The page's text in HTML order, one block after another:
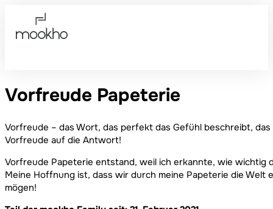
Vorfreude Papeterie
Vorfreude – das Wort, das perfekt das Gefühl beschreibt,
Vorfreude auf die Antwort!
Vorfreude Papeterie entstand, weil ich erkannte, wie wichtig
Meine Hoffnung ist, dass wir durch meine Papeterie die Welt
mögen!